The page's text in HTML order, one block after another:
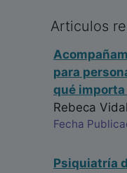
Articulos
para
qué importa
Rebeca
Fecha
Psiquiatría